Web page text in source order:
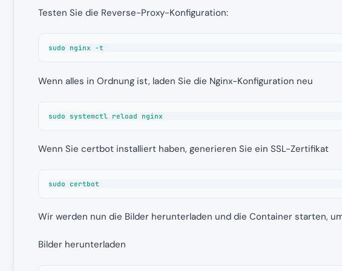
Testen Sie die Reverse-Proxy-Konfiguration:
sudo nginx -t
Wenn alles in Ordnung ist, laden Sie die Nginx-Konfiguration neu
sudo systemctl reload nginx
Wenn Sie certbot installiert haben, generieren Sie ein SSL-Zertifikat
sudo certbot
Wir werden nun die Bilder herunterladen und die Container starten,
Bilder herunterladen